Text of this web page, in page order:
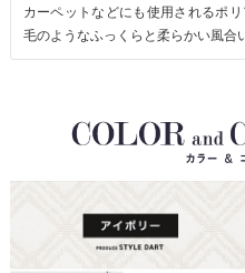
カーペットなどにも使用されるポ
毛のようなふっくらと柔らかい風合